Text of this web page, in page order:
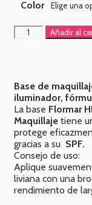
Color
Añadir al
Base de
iluminador,
La base Flormar
Maquillaje tiene
protege
gracias a su SPF.
Consejo de uso:
Aplique
liviana con una
rendimiento de